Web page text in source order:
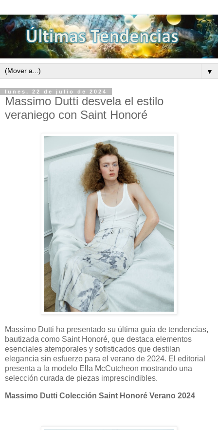
▼
lunes, 22 de julio de 2024
Massimo Dutti desvela el estilo
veraniego con Saint Honoré
Massimo Dutti ha presentado su última guía de tendencias,
bautizada como Saint Honoré, que destaca elementos
esenciales atemporales y sofisticados que destilan
elegancia sin esfuerzo para el verano de 2024. El editorial
presenta a la modelo Ella McCutcheon mostrando una
selección curada de piezas imprescindibles.
Massimo Dutti Colección Saint Honoré Verano 2024